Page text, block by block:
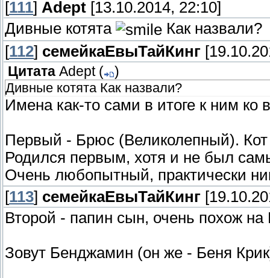
[111] Adept [13.10.2014, 22:10]
Дивные котята
Как назвали?
[112] семейкаЕвыТайКинг
Цитата Adept(
)
Дивные котята Как назвали?
Имена как-то сами в итоге к ним ко
Первый - Брюс (Великолепный).
Родился первым, хотя и не был
Очень любопытный, практически
[113] семейкаЕвыТайКинг
Второй - папин сын, очень похож на
Зовут Бенджамин (он же - Беня